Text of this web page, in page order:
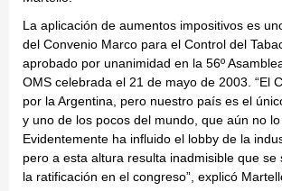
La aplicación de aumentos impositivos es
del Convenio Marco para el Control del
aprobado por unanimidad en la 56º
OMS celebrada el 21 de mayo de 2003. “El
por la Argentina, pero nuestro país es el
y uno de los pocos del mundo, que aún no lo
Evidentemente ha influido el lobby de la
pero a esta altura resulta inadmisible que se
la ratificación en el congreso”, explicó